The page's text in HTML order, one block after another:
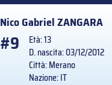
Nico GabrielZANGARA
#9
Età: 13
D. nascita: 03/12/2012
Città: Merano
Nazione: IT